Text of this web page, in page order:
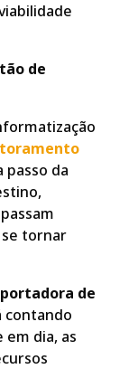
de
passo da
tornar
de
contando
dia, as